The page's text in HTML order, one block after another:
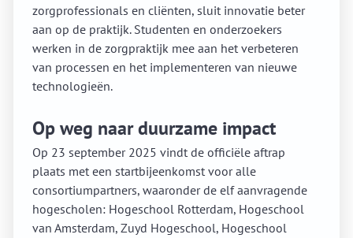
zorgprofessionals en cliënten, sluit innovatie beter
aan op de praktijk. Studenten en onderzoekers
werken in de zorgpraktijk mee aan het verbeteren
van processen en het implementeren van nieuwe
technologieën.
Op weg naar duurzame impact
Op 23 september 2025 vindt de officiële aftrap
plaats met een startbijeenkomst voor alle
consortiumpartners, waaronder de elf aanvragende
hogescholen: Hogeschool Rotterdam, Hogeschool
van Amsterdam, Zuyd Hogeschool, Hogeschool